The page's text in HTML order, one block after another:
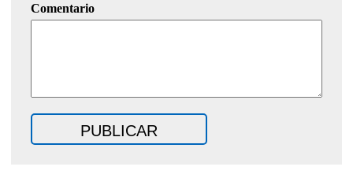
Comentario